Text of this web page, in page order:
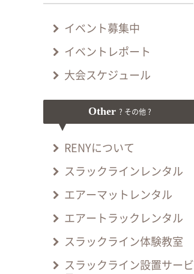
イベント募集中
イベントレポート
大会スケジュール
Other ? その他 ?
RENYについて
スラックラインレンタル
エアーマットレンタル
エアートラックレンタル
スラックライン体験教室
スラックライン設置サービ